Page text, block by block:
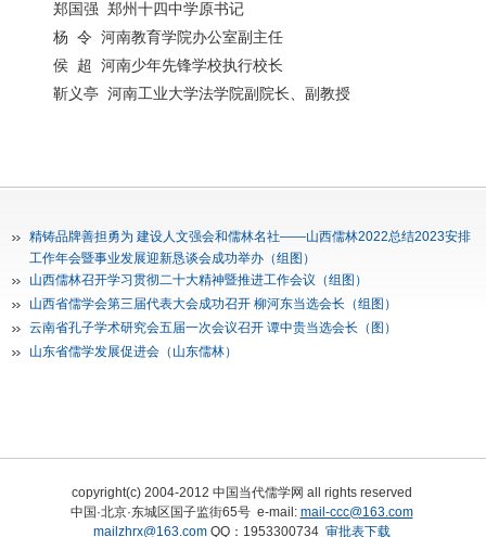
郑国强 郑州十四中学原书记
杨 令 河南教育学院办公室副主任
侯
超
河南少年先锋学校执行校长
靳义亭 河南工业大学法学院副院长、副教授
精铸品牌善担勇为 建设人文强会和儒林名社——山西儒林2022总结2023安排
工作年会暨事业发展迎新恳谈会成功举办（组图）
山西儒林召开学习贯彻二十大精神暨推进工作会议（组图）
山西省儒学会第三届代表大会成功召开 柳河东当选会长（组图）
云南省孔子学术研究会五届一次会议召开 谭中贵当选会长（图）
山东省儒学发展促进会（山东儒林）
copyright(c) 2004-2012 中国当代儒学网 all rights reserved
中国·北京·东城区国子监街65号 e-mail: mail-ccc@163.com
mailzhrx@163.comQQ：1953300734 审批表下载